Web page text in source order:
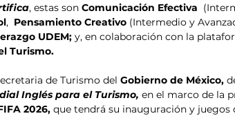
, estas son Comunicación Efectiva
, Pensamiento Creativo (Intermedio y
UDEM; y, en colaboración con la
Turismo.
de Turismo del Gobierno de México,
Inglés para el Turismo, en el marco de la
2026, que tendrá su inauguración y juegos